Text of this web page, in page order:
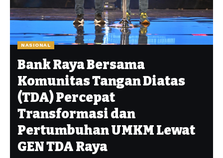
NASIONAL
Bank Raya Bersama
Komunitas Tangan Diatas
(TDA) Percepat
Transformasi dan
Pertumbuhan UMKM Lewat
GEN TDA Raya